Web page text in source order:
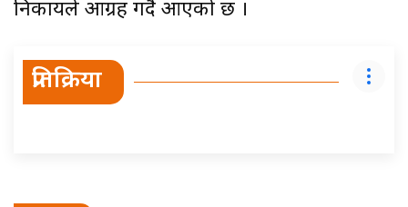
निकायले आग्रह गर्दै आएको छ ।
प्रतिक्रिया